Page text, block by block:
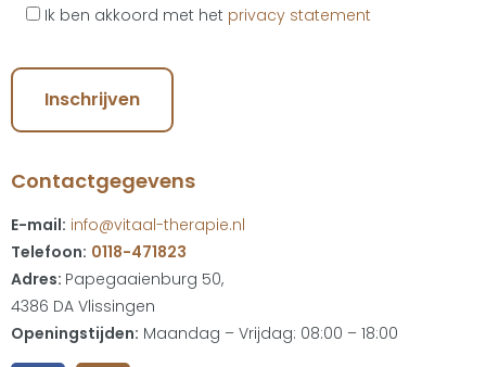
Ik ben akkoord met het privacy statement
Contactgegevens
E-mail: info@vitaal-therapie.nl
Telefoon: 0118-471823
Adres: Papegaaienburg 50,
4386 DA Vlissingen
Openingstijden: Maandag – Vrijdag: 08:00 – 18:00